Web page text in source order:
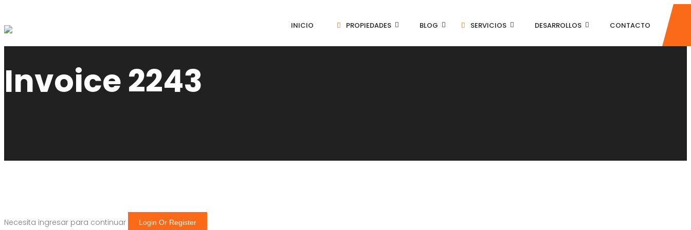
INICIO PROPIEDADES BLOG SERVICIOS DESARROLLOS CONTACTO
Invoice 2243
Necesita ingresar para continuar Login Or Register